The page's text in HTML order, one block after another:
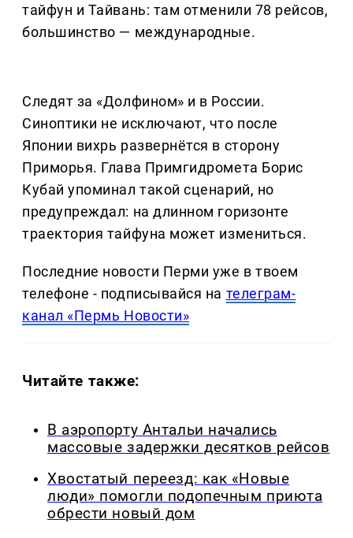
тайфун и Тайвань: там отменили 78 рейсов,
большинство — международные.
Следят за «Долфином» и в России.
Синоптики не исключают, что после
Японии вихрь развернётся в сторону
Приморья. Глава Примгидромета Борис
Кубай упоминал такой сценарий, но
предупреждал: на длинном горизонте
траектория тайфуна может измениться.
Последние новости Перми уже в твоем
телефоне - подписывайся на телеграм-
канал «Пермь Новости»
Читайте также:
В аэропорту Антальи начались
массовые задержки десятков рейсов
Хвостатый переезд: как «Новые
люди» помогли подопечным приюта
обрести новый дом